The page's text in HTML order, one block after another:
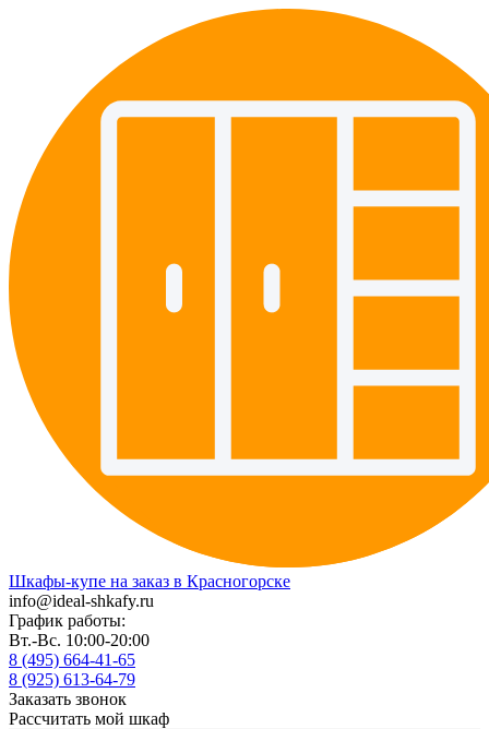
Шкафы-купе на заказ в Красногорске
info@ideal-shkafy.ru
График работы:
Вт.-Вс. 10:00-20:00
8 (495) 664-41-65
8 (925) 613-64-79
Заказать звонок
Рассчитать мой шкаф